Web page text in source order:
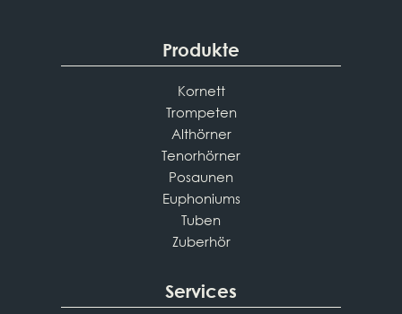
Produkte
Kornett
Trompeten
Althörner
Tenorhörner
Posaunen
Euphoniums
Tuben
Zuberhör
Services